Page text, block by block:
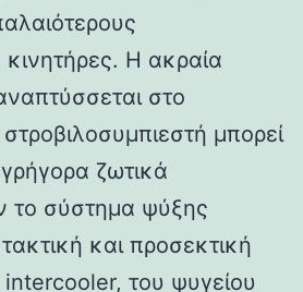
Η ακραία
στο
μπορεί
ζωτικά
το σύστημα ψύξης
και προσεκτική
του ψυγείου